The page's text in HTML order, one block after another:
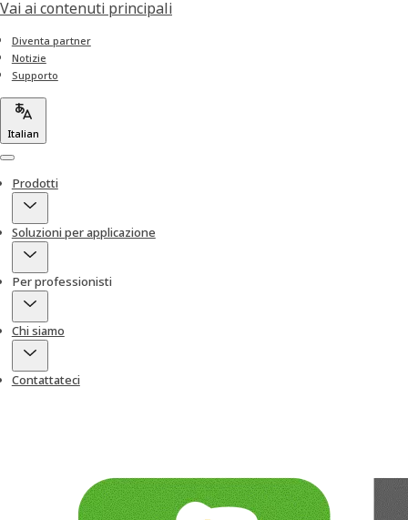
Vai ai contenuti principali
Diventa partner
Notizie
Supporto
Italian
Menu
Prodotti
Soluzioni per applicazione
Per professionisti
Chi siamo
Contattateci